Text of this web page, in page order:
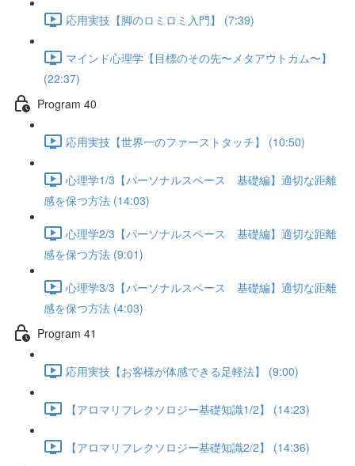
応用実技【脚のロミロミ入門】 (7:39)
マインド心理学【目標のその先〜メタアウトカム〜】
(22:37)
Program 40
応用実技【世界一のファーストタッチ】 (10:50)
心理学1/3【パーソナルスペース 基礎編】適切な距離
感を保つ方法 (14:03)
心理学2/3【パーソナルスペース 基礎編】適切な距離
感を保つ方法 (9:01)
心理学3/3【パーソナルスペース 基礎編】適切な距離
感を保つ方法 (4:03)
Program 41
応用実技【お客様が体感できる足軽法】 (9:00)
【アロマリフレクソロジー基礎知識1/2】 (14:23)
【アロマリフレクソロジー基礎知識2/2】 (14:36)